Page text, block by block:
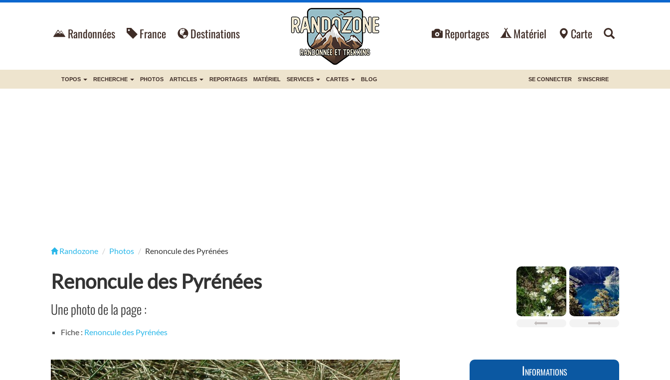
Randonnées France Destinations Reportages Matériel Carte
TOPOS RECHERCHE PHOTOS ARTICLES REPORTAGES MATÉRIEL SERVICES CARTES BLOG SE CONNECTER S'INSCRIRE
Randozone Photos Renoncule des Pyrénées
Renoncule des Pyrénées
Une photo de la page :
Fiche : Renoncule des Pyrénées
Informations